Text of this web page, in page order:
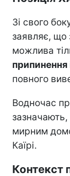
Зі свого
заявляє, що
можлива
припинення
повного
Водночас
мирним
Каїрі.
Контекст